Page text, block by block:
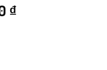
₫Giá